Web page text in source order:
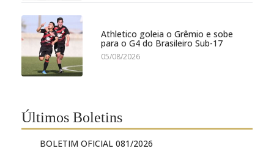
Athletico goleia o Grêmio e sobe
para o G4 do Brasileiro Sub-17
05/08/2026
Últimos Boletins
BOLETIM OFICIAL 081/2026